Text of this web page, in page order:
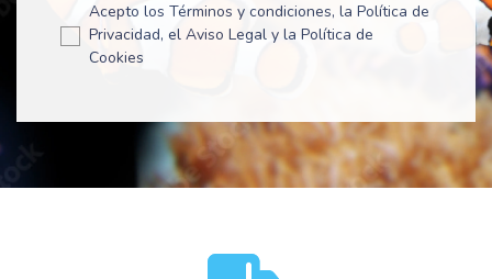
Acepto los Términos y condiciones, la Política de
Privacidad, el Aviso Legal y la Política de
Cookies